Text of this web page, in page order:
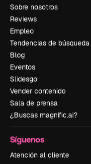
Sobre nosotros
Reviews
Empleo
Tendencias de búsqueda
Blog
Eventos
Slidesgo
Vender contenido
Sala de prensa
¿Buscas magnific.ai?
Síguenos
Atención al cliente